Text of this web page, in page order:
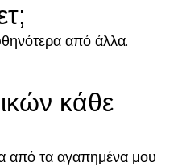
από άλλα.
κάθε
από τα αγαπημένα μου